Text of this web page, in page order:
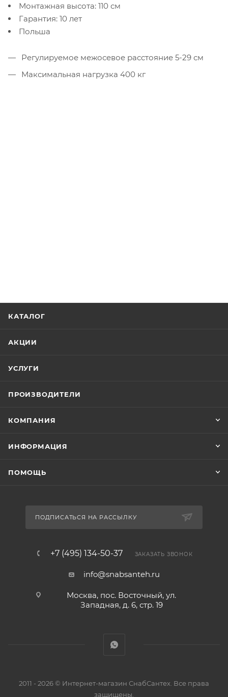
Монтажная высота: 110 см
Гарантия: 10 лет
Польша
Регулируемое межосевое расстояние 5-29 см
Максимальная нагрузка 400 кг
КАТАЛОГ
АКЦИИ
УСЛУГИ
ПРОИЗВОДИТЕЛИ
КОМПАНИЯ
ИНФОРМАЦИЯ
ПОМОЩЬ
ПОДПИСАТЬСЯ НА РАССЫЛКУ
+7 (495) 134-50-37 ЗАКАЗАТЬ ЗВОНОК
info@snabsanteh.ru
Москва, пос. Восточный, ул.
Западная, д. 6, стр. 19
2011 - 2026 © Интернет-магазин СнабСантех. Все права
защищены.